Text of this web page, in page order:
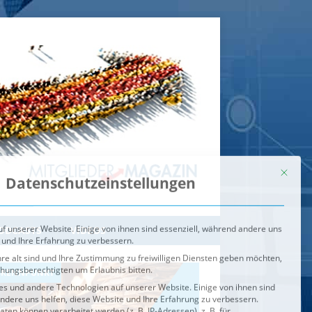
VIDEOS
unserer Website. Einige von ihnen sind essenziell, während andere uns
Ihre Erfahrung zu verbessern.
alt sind und Ihre Zustimmung zu freiwilligen Diensten geben möchten,
um Erlaubnis bitten.
und andere Technologien auf unserer Website. Einige von ihnen sind
uns helfen, diese Website und Ihre Erfahrung zu verbessern.
können verarbeitet werden (z. B. IP-Adressen), z. B. für
und Inhalte oder Anzeigen- und Inhaltsmessung.
Verwendung Ihrer Daten finden Sie in unsererDatenschutzerklärung
Service-Gruppen, für die eine Einwilligung erteilt werden
Externe Medien
Speichern
Alle akzeptieren